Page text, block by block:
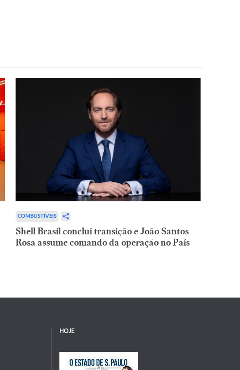
COMBUSTÍVEIS
Shell Brasil conclui transição e João Santos
Rosa assume comando da operação no País
HOJE